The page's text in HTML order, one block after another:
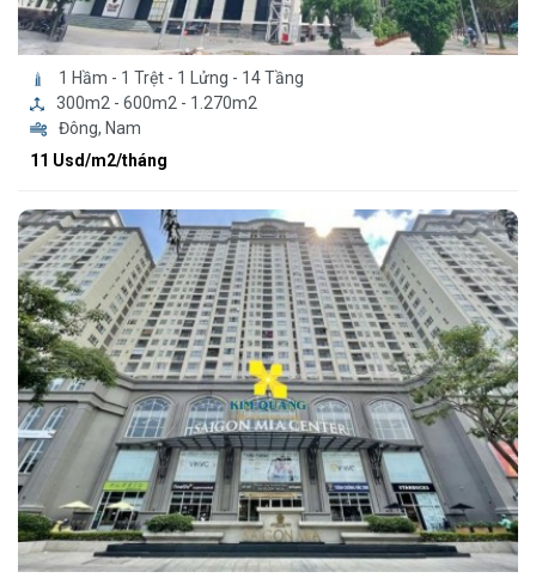
1 Hầm - 1 Trệt - 1 Lửng - 14 Tầng
300m2 - 600m2 - 1.270m2
Đông, Nam
11 Usd/m2/tháng